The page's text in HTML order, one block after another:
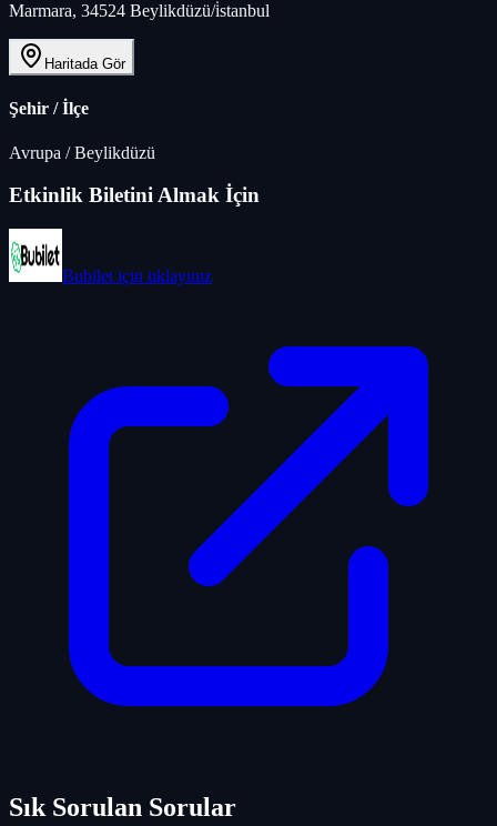
Marmara, 34524 Beylikdüzü/i̇stanbul
Haritada Gör
Şehir / İlçe
Avrupa /Beylikdüzü
Etkinlik Biletini Almak İçin
Bubilet için tıklayınız
Sık Sorulan Sorular